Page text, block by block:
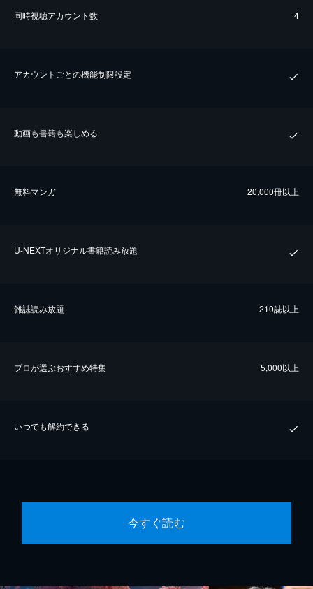
同時視聴アカウント数 4
アカウントごとの機能制限設定
動画も書籍も楽しめる
無料マンガ 20,000冊以上
U-NEXTオリジナル書籍読み放題
雑誌読み放題 210誌以上
プロが選ぶおすすめ特集 5,000以上
いつでも解約できる
今すぐ読む